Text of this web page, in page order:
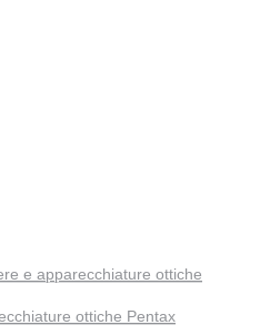
e apparecchiature ottiche
ottiche Pentax